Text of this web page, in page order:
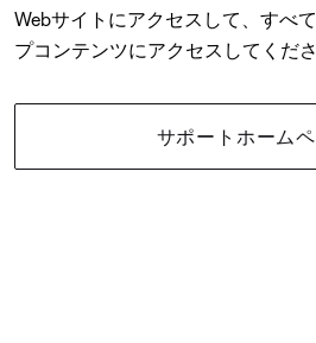
Webサイトにアクセスして、すべ
プコンテンツにアクセスしてくださ
サポートホーム